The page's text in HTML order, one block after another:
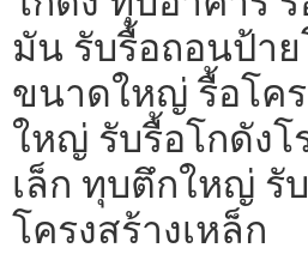
มัน รับรื้อถอนป้า
ขนาดใหญ่ รื้อโค
ใหญ่ รับรื้อโกดังโ
เล็ก ทุบตึกใหญ่ รั
โครงสร้างเหล็ก